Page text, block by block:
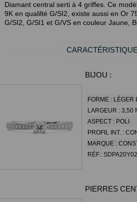
Diamant central serti à 4 griffes. Ce
9K en qualilté G/SI2, existe aussi en Or
G/SI2, G/SI1 et G/VS en couleur Jaune,
BIJOU :
FORME : LÉGER
LARGEUR :3,50
ASPECT : POLI
PROFIL INT. :
MARQUE :
RÉF.:
PIERRES